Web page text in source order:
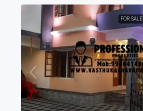
FOR SALE